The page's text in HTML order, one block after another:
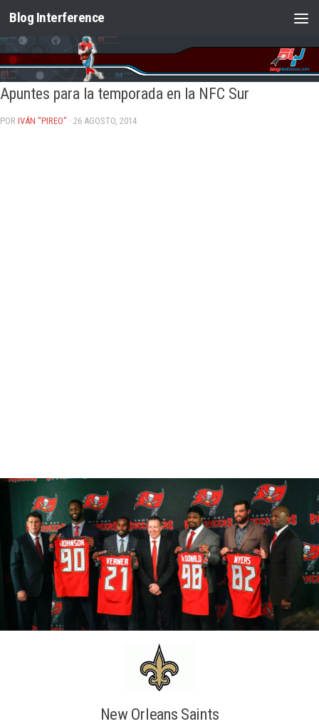
Saltar al contenido
Blog Interference
Apuntes para la temporada en la NFC Sur
POR IVÁN "PIREO" · 26 AGOSTO, 2014
New Orleans Saints